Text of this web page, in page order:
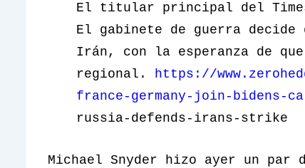
El titular principal del
El gabinete de guerra
Irán, con la esperanza de que
regional. https://
france-germany-join-
russia-defends-irans-strike
Michael Snyder hizo ayer un par